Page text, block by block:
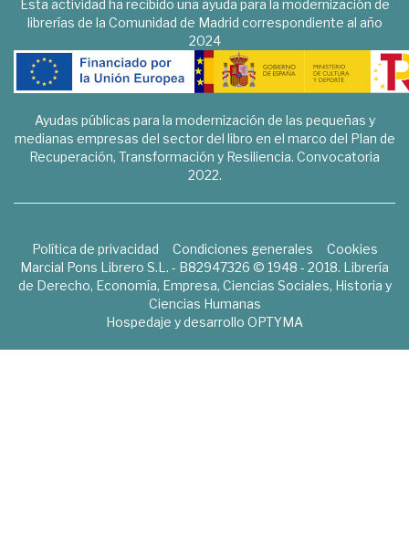
Esta actividad ha recibido una ayuda para la modernización de
librerías de la Comunidad de Madrid correspondiente al año
2024
Ayudas públicas para la modernización de las pequeñas y
medianas empresas del sector del libro en el marco del Plan de
Recuperación, Transformación y Resiliencia. Convocatoria
2022.
Política de privacidad Condiciones generales
Cookies
Marcial Pons Librero S.L. - B82947326 © 1948 - 2018. Librería
de Derecho, Economía, Empresa, Ciencias Sociales, Historia y
Ciencias Humanas
Hospedaje y desarrollo OPTYMA